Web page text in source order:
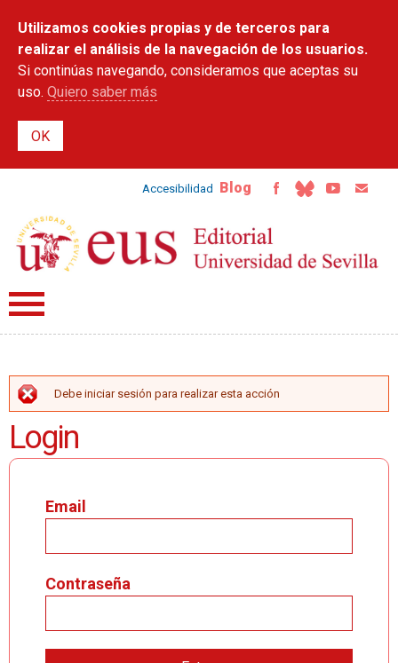
contenido
principal
Utilizamos cookies propias y de terceros para
realizar el análisis de la navegación de los usuarios.
Si continúas navegando, consideramos que aceptas su
uso. Quiero saber más
Accesibilidad Blog
MENSAJE DE ERROR
Debe iniciar sesión para realizar esta acción
Login
Email
Contraseña